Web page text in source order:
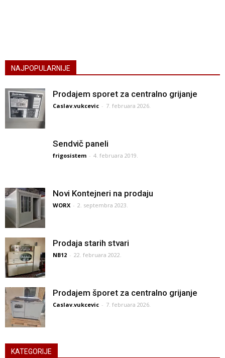
NAJPOPULARNIJE
Prodajem sporet za centralno grijanje
Caslav.vukcevic - 7. februara 2026.
Sendvič paneli
frigosistem - 4. februara 2019.
Novi Kontejneri na prodaju
WORX - 2. septembra 2023.
Prodaja starih stvari
NB12 - 22. februara 2022.
Prodajem šporet za centralno grijanje
Caslav.vukcevic - 7. februara 2026.
KATEGORIJE